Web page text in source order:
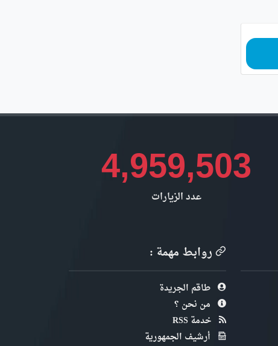
4,959,503
عدد الزيارات
روابط مهمة :
طاقم الجريدة
من نحن ؟
خدمة RSS
أرشيف الجمهورية